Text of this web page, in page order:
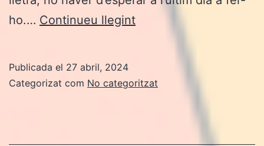
ho.… Continueu llegintFASE
Publicada el 27 abril, 2024
Categorizat com No categoritzat